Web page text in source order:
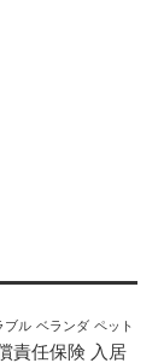
ブル ベランダ ペット
責任保険 入居